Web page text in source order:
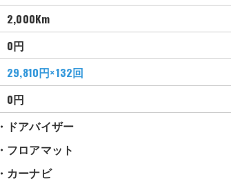
2,000Km
0円
29,810円×132回
0円
・ドアバイザー
・フロアマット
・カーナビ